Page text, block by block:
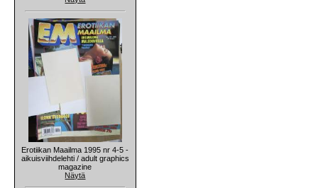
Erotiikan Maailma 1995 nr 4-5 -
aikuisviihdelehti / adult graphics
magazine
Näytä